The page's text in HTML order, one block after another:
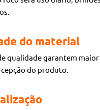
do material
qualidade garantem
do produto.